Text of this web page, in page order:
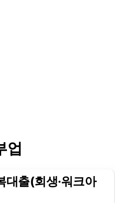
업
대출(회생·워크아